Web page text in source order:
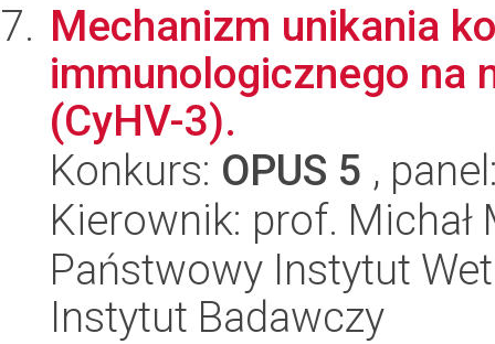
Mechanizm unikania
immunologicznego na
(CyHV-3).
Konkurs: OPUS 5 ,
Kierownik: prof. Michał
Państwowy Instytut
Instytut Badawczy